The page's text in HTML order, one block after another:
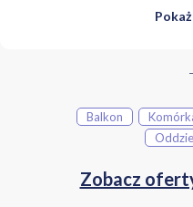
działka: 2500 m² (z
budynek z cegły
dach pokryty
okna plastikowe, duże
w ulicy)
możliwość instalacji
Pokaż
Balkon
Zobacz